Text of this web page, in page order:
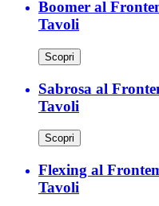
Boomer al
Tavoli
Scopri
Sabrosa al
Tavoli
Scopri
Flexing al
Tavoli